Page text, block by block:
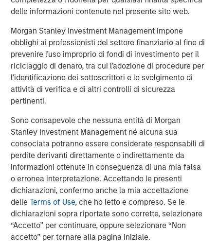
delle informazioni contenute nel presente sito web.
Morgan Stanley Investment Management impone
obblighi ai professionisti del settore finanziario al fine di
prevenire l’uso improprio di fondi di investimento per il
riciclaggio di denaro, tra cui l’adozione di procedure per
l’identificazione dei sottoscrittori e lo svolgimento di
attività di verifica e di altri controlli di sicurezza
pertinenti.
Sono consapevole che nessuna entità di Morgan
Stanley Investment Management né alcuna sua
consociata potranno essere considerate responsabili di
perdite derivanti direttamente o indirettamente da
informazioni ottenute in conseguenza di una mia falsa
o erronea interpretazione. Accettando le presenti
dichiarazioni, confermo anche la mia accettazione
delleTerms of Use, che ho letto e compreso. Se le
dichiarazioni sopra riportate sono corrette, selezionare
“Accetto” per continuare, oppure selezionare “Non
accetto” per tornare alla pagina iniziale.
through consolidation and improved management of
producing assets."
John Moon, Managing Director and Head of Morgan
Stanley Energy Partners, added, "We are pleased to
partner with Presidio in pioneering the use of
securitization as a financing strategy within the energy
industry. Presidio’s diversified asset base and free cash
flow profile are a strong match for long-term, investment
grade debt securities, and this inaugural issuance to a
broad base of U.S. institutional investors validates
Presidio’s strong track record and differentiated strategy."
Terms of the transaction were not disclosed. Sidley
Austin LLP served as legal counsel to Presidio and MSEP
and Guggenheim Securities LLC served as sole
structuring advisor and placement agent to Presidio and
MSEP in connection with the transaction.
About Presidio Petroleum
Headquartered in Fort Worth, Texas, Presidio Petroleum is